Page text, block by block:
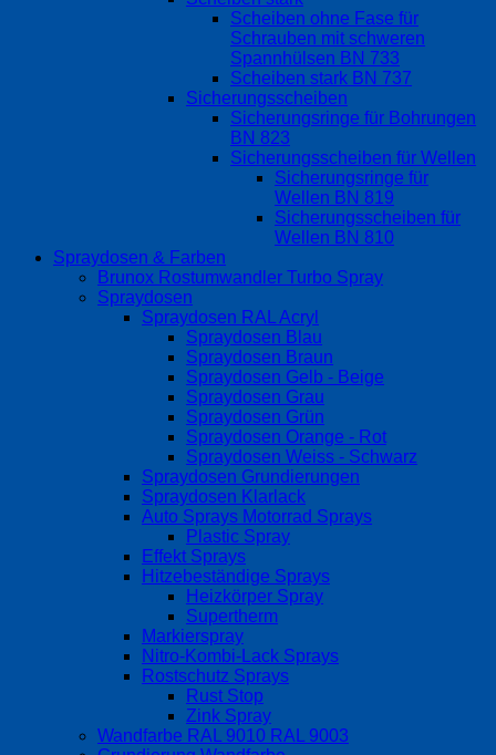
Scheiben ohne Fase für
Schrauben mit schweren
Spannhülsen BN 733
Scheiben stark BN 737
Sicherungsscheiben
Sicherungsringe für Bohrungen
BN 823
Sicherungsscheiben für Wellen
Sicherungsringe für
Wellen BN 819
Sicherungsscheiben für
Wellen BN 810
Spraydosen & Farben
Brunox Rostumwandler Turbo Spray
Spraydosen
Spraydosen RAL Acryl
Spraydosen Blau
Spraydosen Braun
Spraydosen Gelb - Beige
Spraydosen Grau
Spraydosen Grün
Spraydosen Orange - Rot
Spraydosen Weiss - Schwarz
Spraydosen Grundierungen
Spraydosen Klarlack
Auto Sprays Motorrad Sprays
Plastic Spray
Effekt Sprays
Hitzebeständige Sprays
Heizkörper Spray
Supertherm
Markierspray
Nitro-Kombi-Lack Sprays
Rostschutz Sprays
Rust Stop
Zink Spray
Wandfarbe RAL 9010 RAL 9003